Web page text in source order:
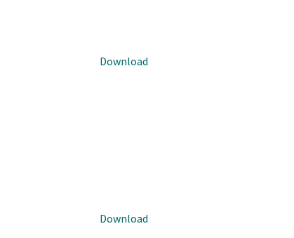
Download
Download